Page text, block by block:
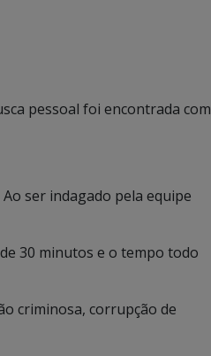
pessoal foi encontrada com
Ao ser indagado pela equipe
30 minutos e o tempo todo
criminosa, corrupção de